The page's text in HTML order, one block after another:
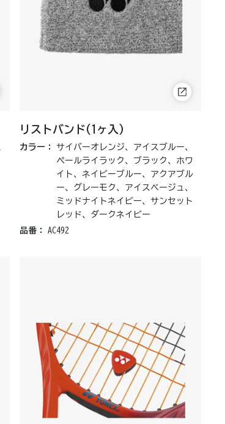
リストバンド(1ヶ入)
カラー：
サイバーオレンジ、アイスブルー、
ペールライラック、ブラック、ホワ
イト、ネイビーブルー、アクアブル
ー、グレーモク、アイスベージュ、
ミッドナイトネイビー、サンセット
レッド、ダークネイビー
品番：
AC492